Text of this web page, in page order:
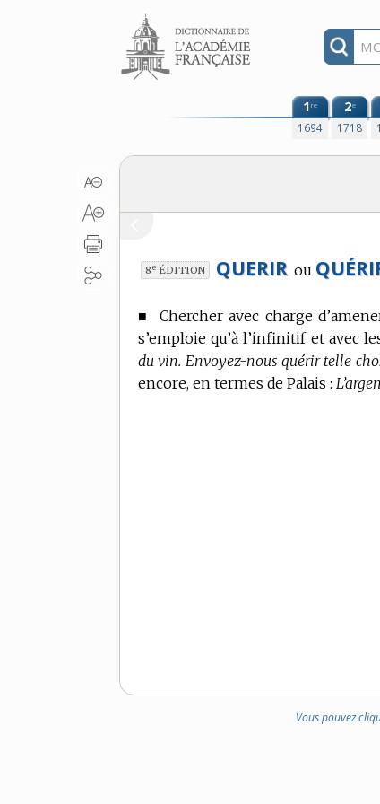
Aller au contenu
1re
1694
2e
1718
8e ÉDITION QUERIR ou
■Chercher avec charge
s’emploie qu’à l’infinitif et avec
du vin. Envoyez-nous quérir telle
encore, en termes de Palais :
Vous pouvez